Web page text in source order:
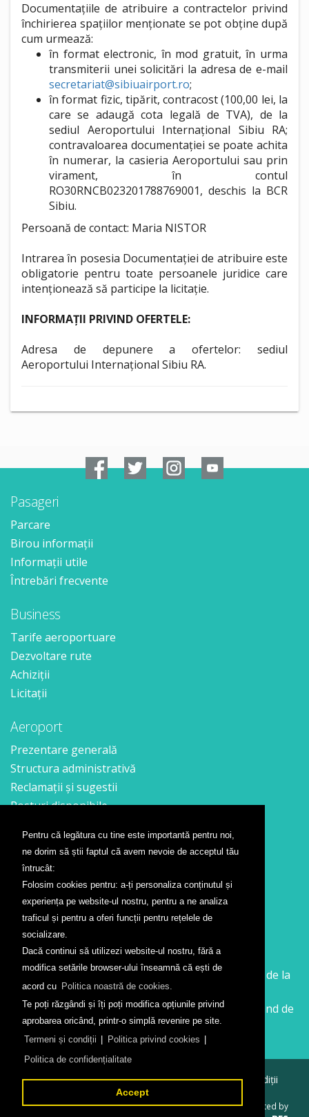
Pentru că legătura cu tine este importantă pentru noi,
ne dorim să știi faptul că avem nevoie de acceptul tău
întrucât:
Folosim cookies pentru: a-ți personaliza conținutul și
experiența pe website-ul nostru, pentru a ne analiza
traficul și pentru a oferi funcții pentru rețelele de
socializare.
Dacă continui să utilizezi website-ul nostru, fără a
modifica setările browser-ului înseamnă că ești de
acord cu Politica noastră de cookies.
Te poți răzgândi și îți poți modifica opțiunile privind
aprobarea oricând, printr-o simplă revenire pe site.
Termeni și condiții | Politica privind cookies |
Politica de confidențialitate
Accept
Documentațiile de atribuire a contractelor privind
închirierea spațiilor menționate se pot obține după
cum urmează:
în format electronic, în mod gratuit, în urma
transmiterii unei solicitări la adresa de e-mail
secretariat@sibiuairport.ro;
în format fizic, tipărit, contracost (100,00 lei, la
care se adaugă cota legală de TVA), de la
sediul Aeroportului Internațional Sibiu RA;
contravaloarea documentației se poate achita
în numerar, la casieria Aeroportului sau prin
virament, în contul
RO30RNCB023201788769001, deschis la BCR
Sibiu.
Persoană de contact: Maria NISTOR
Intrarea în posesia Documentației de atribuire este
obligatorie pentru toate persoanele juridice care
intenționează să participe la licitație.
INFORMAȚII PRIVIND OFERTELE:
Adresa de depunere a ofertelor: sediul
Aeroportului Internațional Sibiu RA.
Pasageri
Parcare
Birou informații
Informații utile
Întrebări frecvente
Business
Tarife aeroportuare
Dezvoltare rute
Achiziții
Licitații
Aeroport
Prezentare generală
Structura administrativă
Reclamații și sugestii
Posturi disponibile
Contact
Formular contact
Localizare
Presă
Companii aeriene
Wizz Air
Călătorește la Sibiu cu Wizz Air. Zboruri începând de la
26 GBP
Călătorește de la Sibiu cu Wizz Air. Zboruri începând de
la 138 RON
© 2026Aeroportul Internațional Sibiu
Termeni și condiții
Politica de confidențialitate
Created by